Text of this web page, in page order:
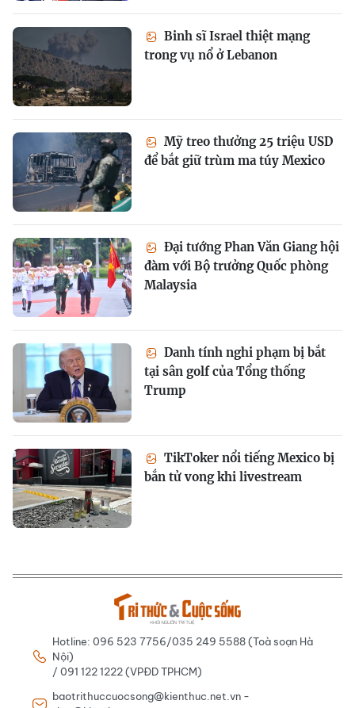
Binh sĩ Israel thiệt mạng
trong vụ nổ ở Lebanon
Mỹ treo thưởng 25 triệu USD
để bắt giữ trùm ma túy Mexico
Đại tướng Phan Văn Giang hội
đàm với Bộ trưởng Quốc phòng
Malaysia
Danh tính nghi phạm bị bắt
tại sân golf của Tổng thống
Trump
TikToker nổi tiếng Mexico bị
bắn tử vong khi livestream
Hotline: 096 523 7756/035 249 5588 (Toà soạn Hà
Nội)
/ 091 122 1222 (VPĐD TPHCM)
baotrithuccuocsong@kienthuc.net.vn -